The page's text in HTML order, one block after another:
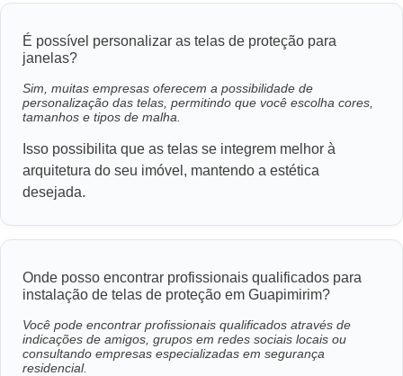
É possível personalizar as telas de proteção para
janelas?
Sim, muitas empresas oferecem a possibilidade de
personalização das telas, permitindo que você escolha cores,
tamanhos e tipos de malha.
Isso possibilita que as telas se integrem melhor à
arquitetura do seu imóvel, mantendo a estética
desejada.
Onde posso encontrar profissionais qualificados para
instalação de telas de proteção em Guapimirim?
Você pode encontrar profissionais qualificados através de
indicações de amigos, grupos em redes sociais locais ou
consultando empresas especializadas em segurança
residencial.